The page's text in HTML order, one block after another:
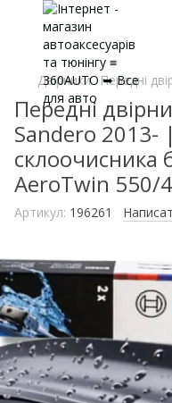
Двірники Передні
Передні
Sandero 2013-
склоочисника
AeroTwin 550/
Артикул: 196261